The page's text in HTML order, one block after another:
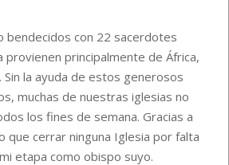
bendecidos con 22 sacerdotes
provienen principalmente de África,
Sin la ayuda de estos generosos
muchas de nuestras iglesias no
los fines de semana. Gracias a
que cerrar ninguna Iglesia por falta
etapa como obispo suyo.